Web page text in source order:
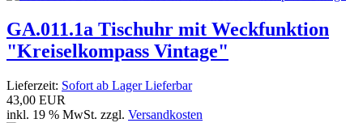
GA.011.1a Tischuhr mit Weckfunktion
"Kreiselkompass Vintage"
Lieferzeit: Sofort ab Lager Lieferbar
43,00 EUR
inkl. 19 % MwSt. zzgl. Versandkosten